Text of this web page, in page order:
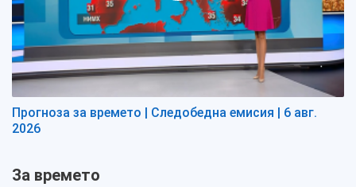
Прогноза за времето | Следобедна емисия | 6 авг.
2026
За времето